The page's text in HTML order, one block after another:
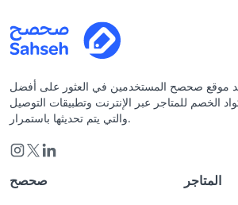
موقع صحصح المستخدمين في العثور على أفضل
الخصم للمتاجر عبر الإنترنت وتطبيقات التوصيل
والتي يتم تحديثها باستمرار.
صحصح المتاجر